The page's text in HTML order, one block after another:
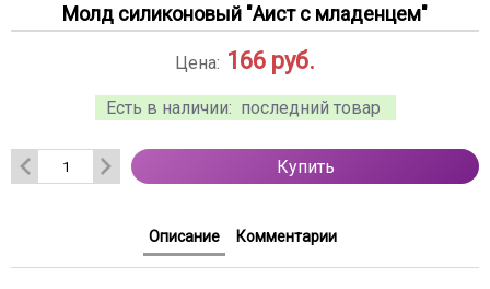
Молд силиконовый "Аист с младенцем"
Есть в наличии: последний товар
Цена: 166 руб.
Купить
Описание Комментарии